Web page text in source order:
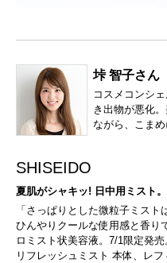
垰 智子さん
コスメコンシ
き出物が悪化
ながら、こまめ
SHISEIDO
夏肌がシャキッ! 日中用ミスト。
「さっぱりとした微粒子ミスト
ひんやりクールな使用感と香り
ロミスト状美容液。7/1限定発
リフレッシュミスト 本体、レ